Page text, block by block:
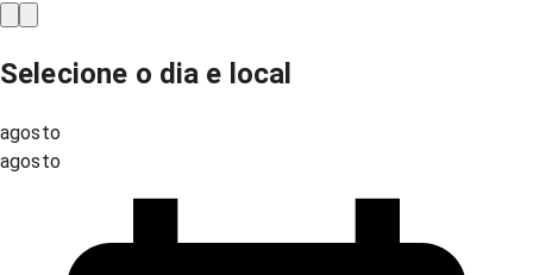
Selecione o dia e local
agosto
agosto